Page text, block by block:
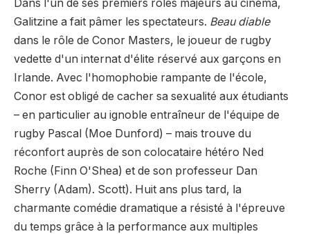
Dans l'un de ses premiers rôles majeurs au cinéma,
Galitzine a fait pâmer les spectateurs. Beau diable
dans le rôle de Conor Masters, le joueur de rugby
vedette d'un internat d'élite réservé aux garçons en
Irlande. Avec l'homophobie rampante de l'école,
Conor est obligé de cacher sa sexualité aux étudiants
– en particulier au ignoble entraîneur de l'équipe de
rugby Pascal (Moe Dunford) – mais trouve du
réconfort auprès de son colocataire hétéro Ned
Roche (Finn O'Shea) et de son professeur Dan
Sherry (Adam). Scott). Huit ans plus tard, la
charmante comédie dramatique a résisté à l'épreuve
du temps grâce à la performance aux multiples